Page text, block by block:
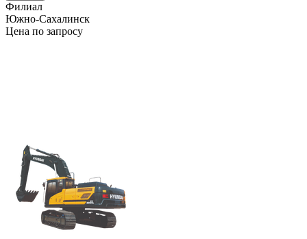
Филиал
Южно-Сахалинск
Цена по запросу